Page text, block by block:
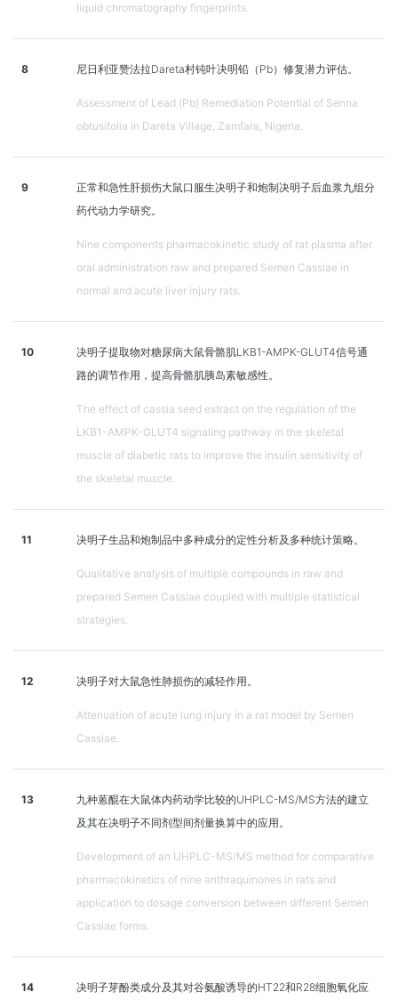
liquid chromatography fingerprints.
8 尼日利亚赞法拉Dareta村钝叶决明铅（Pb）修复潜力评估。
Assessment of Lead (Pb) Remediation Potential of Senna
obtusifolia in Dareta Village, Zamfara, Nigeria.
9
正常和急性肝损伤大鼠口服生决明子和炮制决明子后血浆九组分
药代动力学研究。
Nine components pharmacokinetic study of rat plasma after
oral administration raw and prepared Semen Cassiae in
normal and acute liver injury rats.
10
决明子提取物对糖尿病大鼠骨骼肌LKB1-AMPK-GLUT4信号通
路的调节作用，提高骨骼肌胰岛素敏感性。
The effect of cassia seed extract on the regulation of the
LKB1-AMPK-GLUT4 signaling pathway in the skeletal
muscle of diabetic rats to improve the insulin sensitivity of
the skeletal muscle.
11 决明子生品和炮制品中多种成分的定性分析及多种统计策略。
Qualitative analysis of multiple compounds in raw and
prepared Semen Cassiae coupled with multiple statistical
strategies.
12 决明子对大鼠急性肺损伤的减轻作用。
Attenuation of acute lung injury in a rat model by Semen
Cassiae.
13
九种蒽醌在大鼠体内药动学比较的UHPLC-MS/MS方法的建立
及其在决明子不同剂型间剂量换算中的应用。
Development of an UHPLC-MS/MS method for comparative
pharmacokinetics of nine anthraquinones in rats and
application to dosage conversion between different Semen
Cassiae forms.
14
决明子芽酚类成分及其对谷氨酸诱导的HT22和R28细胞氧化应